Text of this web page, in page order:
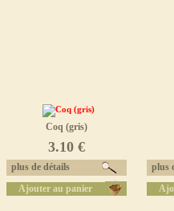
Coq (gris)
3.10 €
plus de détails
Ajouter au panier
plus